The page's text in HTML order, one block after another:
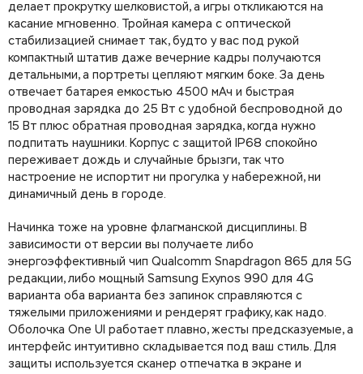
делает прокрутку шелковистой, а игры откликаются на
касание мгновенно. Тройная камера с оптической
стабилизацией снимает так, будто у вас под рукой
компактный штатив даже вечерние кадры получаются
детальными, а портреты цепляют мягким боке. За день
отвечает батарея емкостью 4500 мАч и быстрая
проводная зарядка до 25 Вт с удобной беспроводной до
15 Вт плюс обратная проводная зарядка, когда нужно
подпитать наушники. Корпус с защитой IP68 спокойно
переживает дождь и случайные брызги, так что
настроение не испортит ни прогулка у набережной, ни
динамичный день в городе.
Начинка тоже на уровне флагманской дисциплины. В
зависимости от версии вы получаете либо
энергоэффективный чип Qualcomm Snapdragon 865 для 5G
редакции, либо мощный Samsung Exynos 990 для 4G
варианта оба варианта без запинок справляются с
тяжелыми приложениями и рендерят графику, как надо.
Оболочка One UI работает плавно, жесты предсказуемые, а
интерфейс интуитивно складывается под ваш стиль. Для
защиты используется сканер отпечатка в экране и